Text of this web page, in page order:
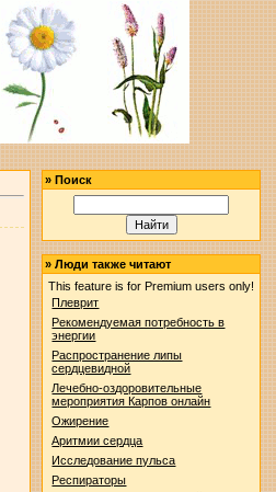
»Поиск
»Люди также читают
This feature is for Premium users only!
Плеврит
Рекомендуемая потребность в
энергии
Распространение липы
сердцевидной
Лечебно-оздоровительные
мероприятия Карпов онлайн
Ожирение
Аритмии сердца
Исследование пульса
Респираторы